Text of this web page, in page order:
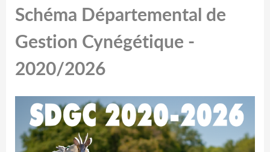
Schéma Départemental de
Gestion Cynégétique -
2020/2026